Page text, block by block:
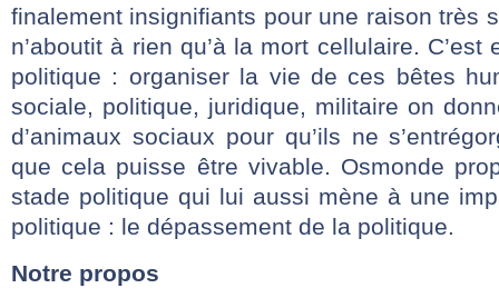
finalement insignifiants pour une raison très
n’aboutit à rien qu’à la mort cellulaire.
politique : organiser la vie de ces bêtes
sociale, politique, juridique, militaire on
d’animaux sociaux pour qu’ils ne
que cela puisse être vivable. Osmonde
stade politique qui lui aussi mène à une
politique : le dépassement de la politique.
Notre propos